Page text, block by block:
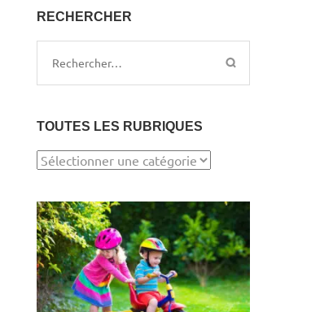
RECHERCHER
Rechercher :
TOUTES LES RUBRIQUES
TOUTES
RUBRIQUES